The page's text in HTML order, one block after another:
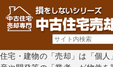
住宅・建物の「売却」は「個